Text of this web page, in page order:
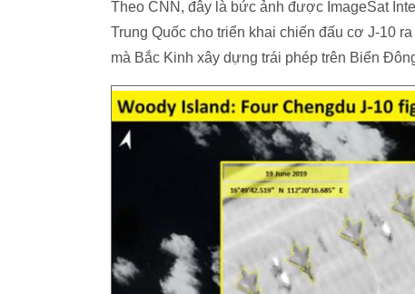
Theo CNN, đây là bức ảnh được ImageSat
Trung Quốc cho triển khai chiến đấu cơ J-10
mà Bắc Kinh xây dựng trái phép trên Biển